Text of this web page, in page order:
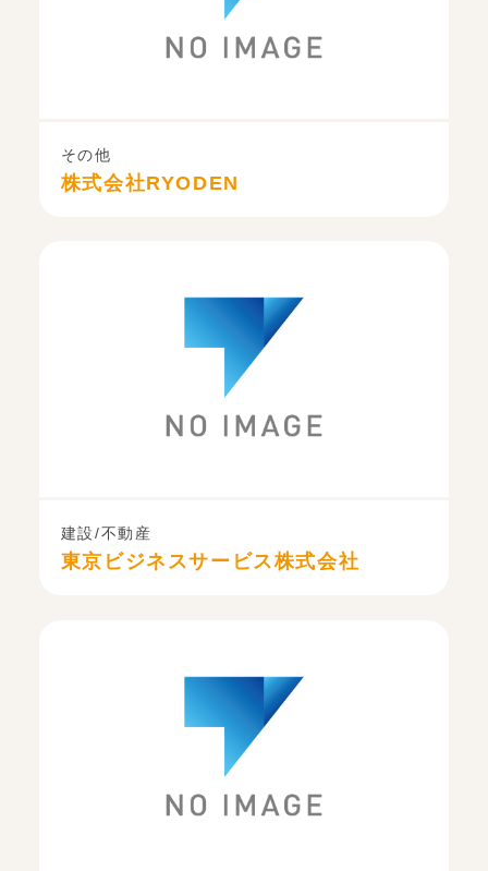
その他
株式会社RYODEN
建設/不動産
東京ビジネスサービス株式会社